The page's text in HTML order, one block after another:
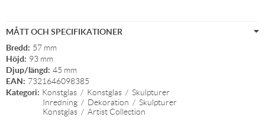
MÅTT OCH SPECIFIKATIONER
Bredd: 57 mm
Höjd: 93 mm
Djup/längd: 45 mm
EAN: 7321646098385
Kategori: Konstglas / Konstglas / Skulpturer
Inredning / Dekoration / Skulpturer
Konstglas / Artist Collection